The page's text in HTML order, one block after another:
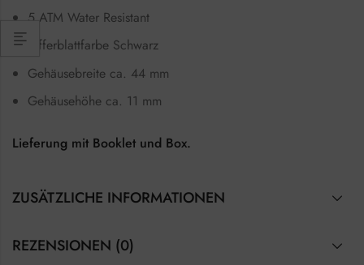
5 ATM Water Resistant
Zifferblattfarbe Schwarz
Gehäusebreite ca. 44 mm
Gehäusehöhe ca. 11 mm
Lieferung mit Booklet und Box.
ZUSÄTZLICHE INFORMATIONEN
REZENSIONEN (0)